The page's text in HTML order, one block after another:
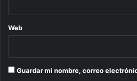
Web
Guardar mi nombre, correo